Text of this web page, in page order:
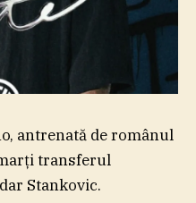
antrenată de românul
transferul
Stankovic.